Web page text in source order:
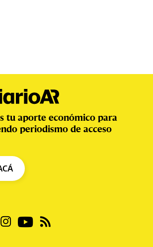
tu aporte económico para
periodismo de acceso